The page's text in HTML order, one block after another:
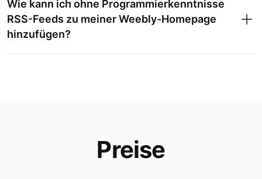
Wie kann ich ohne Programmierkenntnisse
RSS-Feeds zu meiner Weebly-Homepage
hinzufügen?
Preise